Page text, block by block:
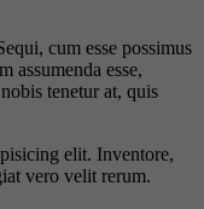
cum esse possimus
assumenda esse,
tenetur at, quis
elit. Inventore,
vero velit rerum.